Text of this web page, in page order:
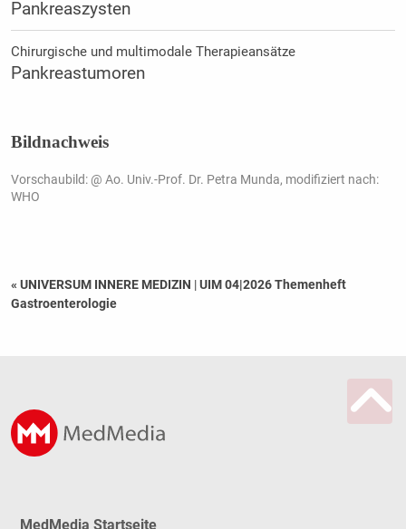
Pankreaszysten
Chirurgische und multimodale Therapieansätze
Pankreastumoren
Bildnachweis
Vorschaubild: @ Ao. Univ.-Prof. Dr. Petra Munda, modifiziert nach:
WHO
« UNIVERSUM INNERE MEDIZIN |UIM 04|2026 Themenheft
Gastroenterologie
MedMedia Startseite